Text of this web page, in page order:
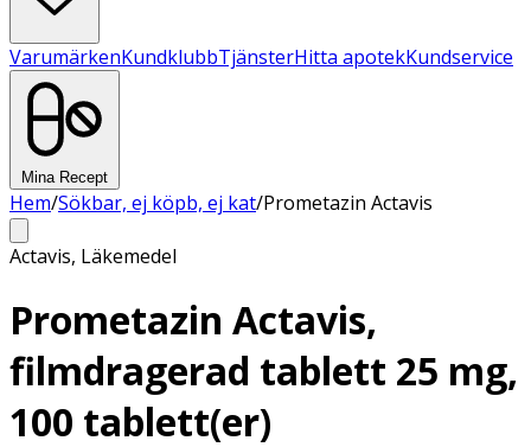
VarumärkenKundklubbTjänsterHitta apotekKundservice
Mina Recept
Hem/Sökbar, ej köpb, ej kat/Prometazin Actavis
Actavis, Läkemedel
Prometazin Actavis,
filmdragerad tablett 25 mg,
100 tablett(er)